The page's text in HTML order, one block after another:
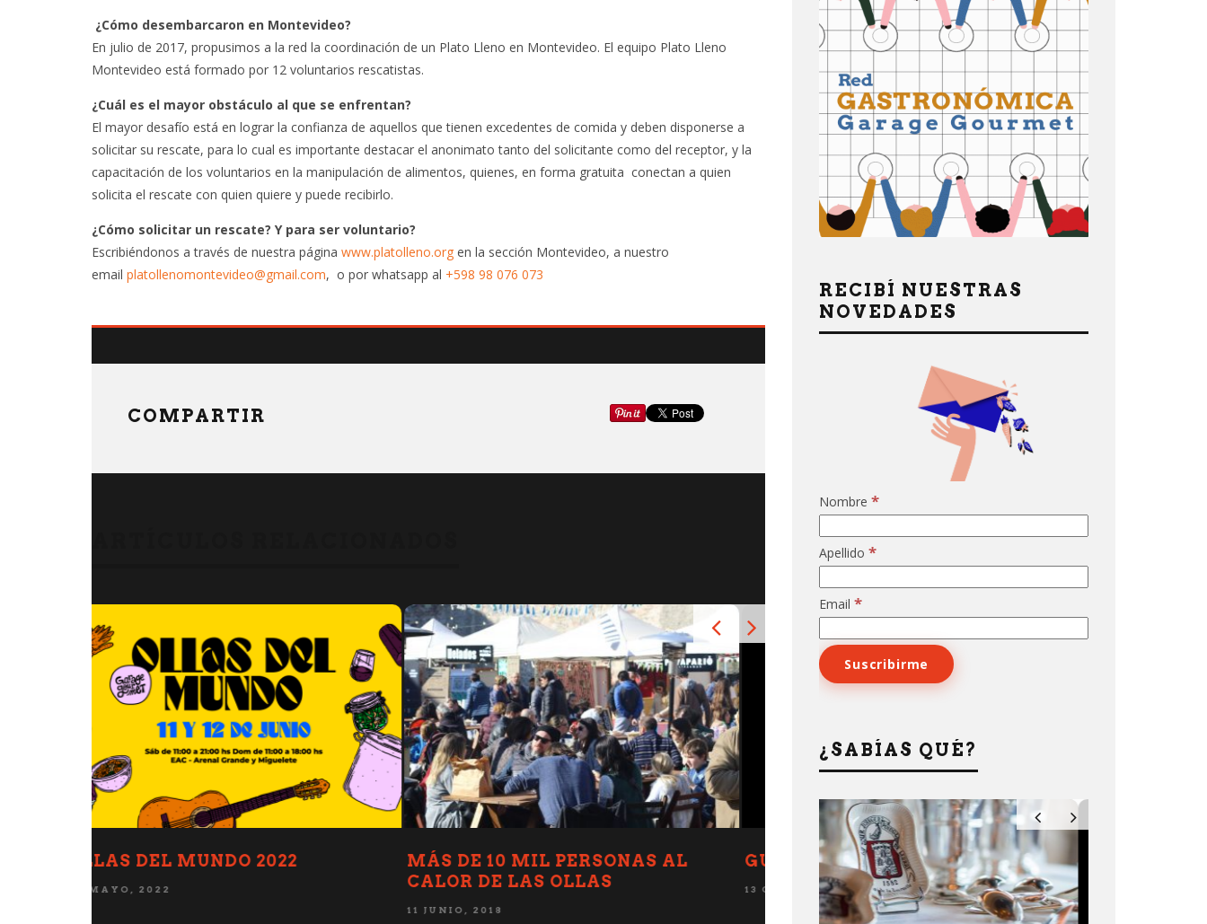
¿Cómo desembarcaron en Montevideo?
En julio de 2017, propusimos a la red la coordinación de un Plato Lleno en Montevideo. El equipo Plato Lleno
Montevideo está formado por 12 voluntarios rescatistas.
¿Cuál es el mayor obstáculo al que se enfrentan?
El mayor desafío está en lograr la confianza de aquellos que tienen excedentes de comida y deben disponerse a
solicitar su rescate, para lo cual es importante destacar el anonimato tanto del solicitante como del receptor, y la
capacitación de los voluntarios en la manipulación de alimentos, quienes, en forma gratuita conectan a quien
solicita el rescate con quien quiere y puede recibirlo.
¿Cómo solicitar un rescate? Y para ser voluntario?
Escribiéndonos a través de nuestra página www.platolleno.org en la sección Montevideo, a nuestro
email platollenomontevideo@gmail.com, o por whatsapp al +598 98 076 073
COMPARTIR
GUISO DE SLOW FOOD EN PAGRO
13 OCTUBRE, 2017
UNA APP QUE SE EXPANDE
20 MAYO, 2019
RECIBÍ NUESTRAS
NOVEDADES
Nombre *
Apellido *
Email *
¿SABÍAS QUÉ?